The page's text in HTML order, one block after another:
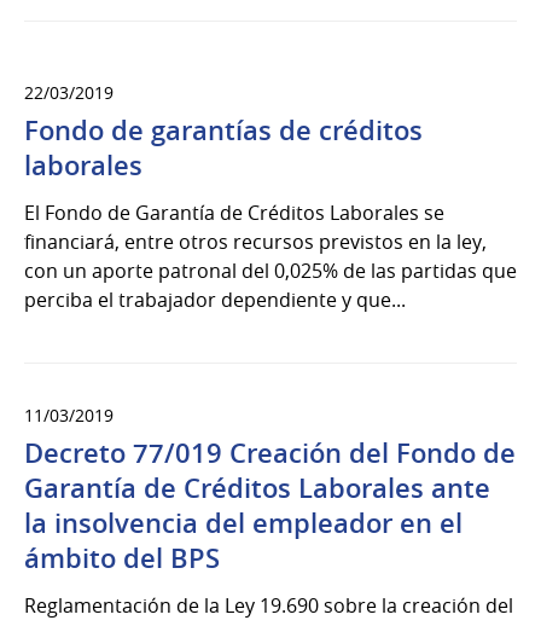
22/03/2019
Fondo de garantías de créditos
laborales
El Fondo de Garantía de Créditos Laborales se
financiará, entre otros recursos previstos en la ley,
con un aporte patronal del 0,025% de las partidas que
perciba el trabajador dependiente y que...
11/03/2019
Decreto 77/019 Creación del Fondo de
Garantía de Créditos Laborales ante
la insolvencia del empleador en el
ámbito del BPS
Reglamentación de la Ley 19.690 sobre la creación del